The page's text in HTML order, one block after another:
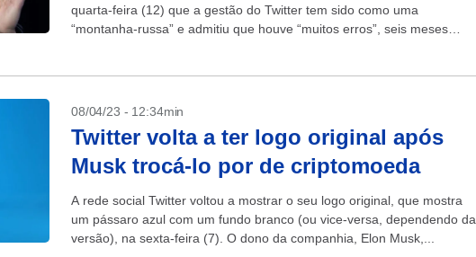
quarta-feira (12) que a gestão do Twitter tem sido como uma
“montanha-russa” e admitiu que houve “muitos erros”, seis meses
08/04/23 - 12:34min
Twitter volta a ter logo original após
Musk trocá-lo por de criptomoeda
A rede social Twitter voltou a mostrar o seu logo original, que mostra
um pássaro azul com um fundo branco (ou vice-versa, dependendo da
versão), na sexta-feira (7). O dono da companhia, Elon Musk,...